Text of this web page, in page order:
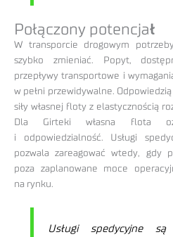
Połączony potencjał
W transporcie drogowym
szybko zmieniać. Popyt,
przepływy transportowe i
w pełni przewidywalne.
siły własnej floty z elastycznością
Dla Girteki własna flota
i odpowiedzialność. Usługi
pozwala zareagować wtedy, gdy
poza zaplanowane moce
na rynku.
Usługi spedycyjne są